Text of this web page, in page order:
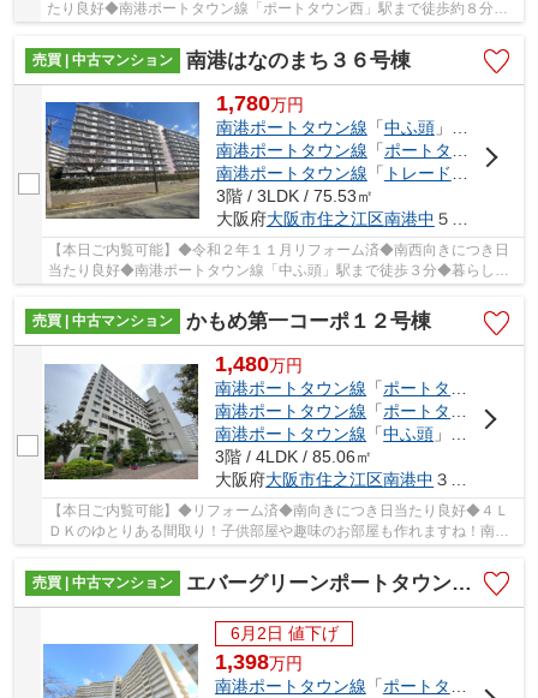
たり良好◆南港ポートタウン線「ポートタウン西」駅まで徒歩約８分◆
暮らしやすい３ＬＤＫ+納戸+専用庭□空き家につきい...
売買 | 中古マンション
南港はなのまち３６号棟
1,780万円
南港ポートタウン線 「中ふ頭」駅 徒歩3分
南港ポートタウン線 「ポートタウン西
南港ポートタウン線 「 トレードセンター前
3階 / 3LDK / 75.53㎡
大阪府大阪市住之江区南港中 ５丁目
【本日ご内覧可能】◆令和２年１１月リフォーム済◆南西向きにつき日
当たり良好◆南港ポートタウン線「中ふ頭」駅まで徒歩３分◆暮らしや
すい３ＬＤＫ□空き家につきいつでも内覧可能
売買 | 中古マンション
かもめ第一コーポ１２号棟
1,480万円
南港ポートタウン線 「ポートタウン西
南港ポートタウン線 「ポートタウン東
南港ポートタウン線 「中ふ頭 」駅 徒歩11分
3階 / 4LDK / 85.06㎡
大阪府大阪市住之江区南港中 ３丁目
【本日ご内覧可能】◆リフォーム済◆南向きにつき日当たり良好◆４Ｌ
ＤＫのゆとりある間取り！子供部屋や趣味のお部屋も作れますね！南港
売買 | 中古マンション
エバーグリーンポートタウン１１号棟B
6月2日 値下げ
1,398万円
南港ポートタウン線 「ポートタウン東